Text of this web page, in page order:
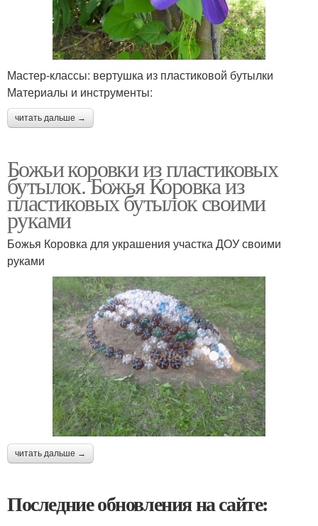
Мастер-классы: вертушка из пластиковой бутылки
Материалы и инструменты:
читать дальше →
Божьи коровки из пластиковых
бутылок. Божья Коровка из
пластиковых бутылок своими
руками
Божья Коровка для украшения участка ДОУ своими
руками
читать дальше →
Последние обновления на сайте: